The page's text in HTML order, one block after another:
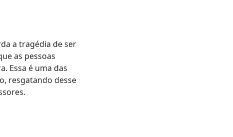
a tragédia de ser
as pessoas
Essa é uma das
resgatando desse